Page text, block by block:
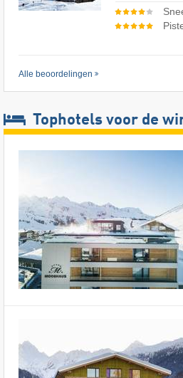
Alle beoordelingen
Tophotels voor de